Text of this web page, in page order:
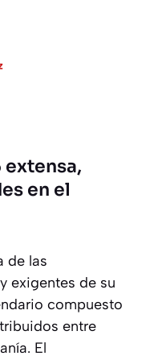
en el
de las
exigentes de su
compuesto
entre
El